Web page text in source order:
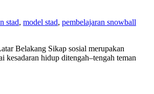
stad, model stad, pembelajaran snowball
Belakang Sikap sosial merupakan
kesadaran hidup ditengah–tengah teman